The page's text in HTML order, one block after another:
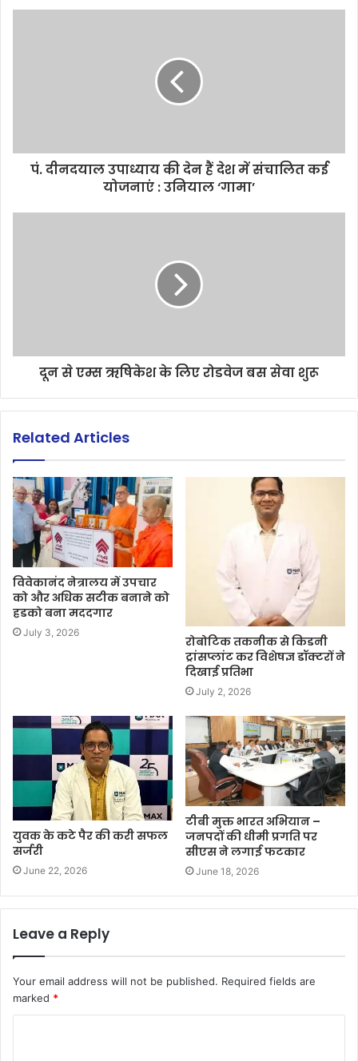
पं. दीनदयाल उपाध्याय की देन हैं देश में संचालित कई
योजनाएं : उनियाल ‘गामा’
दून से एम्स ऋषिकेश के लिए रोडवेज बस सेवा शुरू
Related Articles
विवेकानंद नेत्रालय में उपचार
को और अधिक सटीक बनाने को
हडको बना मददगार
July 3, 2026
रोबोटिक तकनीक से किडनी
ट्रांसप्लांट कर विशेषज्ञ डॉक्टरों ने
दिखाई प्रतिभा
July 2, 2026
युवक के कटे पैर की करी सफल
सर्जरी
June 22, 2026
टीबी मुक्त भारत अभियान –
जनपदों की धीमी प्रगति पर
सीएस ने लगाई फटकार
June 18, 2026
Leave a Reply
Your email address will not be published. Required fields are
marked *